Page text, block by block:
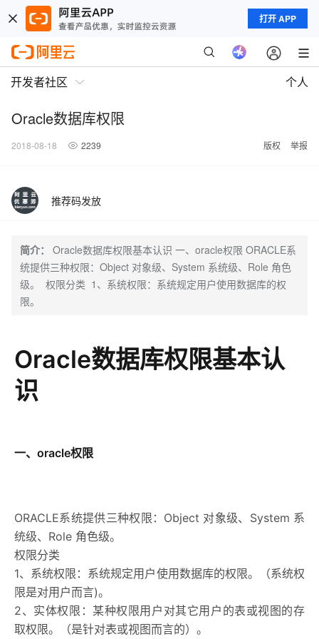
打开 APP
开发者社区 个人
Oracle数据库权限
2018-08-18 2239 版权 举报
推荐码发放
简介：
Oracle数据库权限基本认识 一、oracle权限 ORACLE系
统提供三种权限：Object 对象级、System 系统级、Role 角色
级。 权限分类 1、系统权限：系统规定用户使用数据库的权
限。
Oracle数据库权限基本认
识
一、oracle权限
ORACLE系统提供三种权限：Object 对象级、System 系
统级、Role 角色级。
权限分类
1、系统权限：系统规定用户使用数据库的权限。（系统权
限是对用户而言)。
2、实体权限：某种权限用户对其它用户的表或视图的存
取权限。（是针对表或视图而言的）。